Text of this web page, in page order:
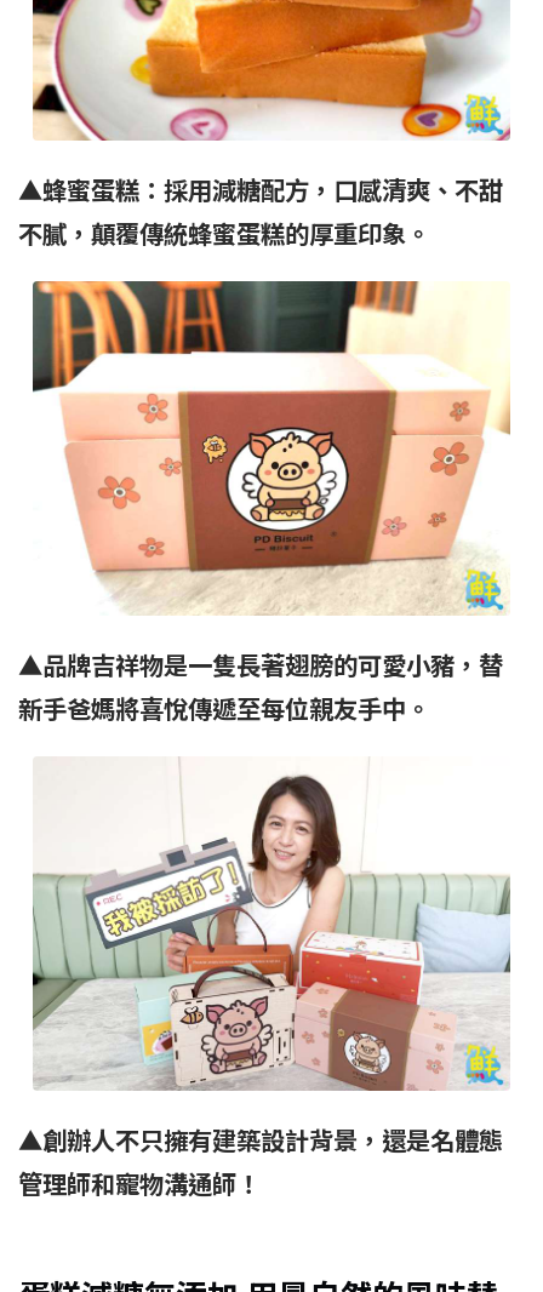
▲蜂蜜蛋糕：採用減糖配方，口感清爽、不甜
不膩，顛覆傳統蜂蜜蛋糕的厚重印象。
▲品牌吉祥物是一隻長著翅膀的可愛小豬，替
新手爸媽將喜悅傳遞至每位親友手中。
▲創辦人不只擁有建築設計背景，還是名體態
管理師和寵物溝通師！